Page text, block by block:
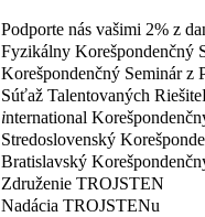
Podporte nás vašimi 2% z
Fyzikálny Korešpondenčný
Korešpondenčný Seminár z
Súťaž Talentovaných
international
Stredoslovenský
Bratislavský
Združenie TROJSTEN
Nadácia TROJSTENu